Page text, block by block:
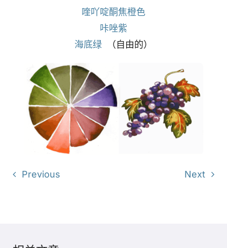
喹吖啶酮焦橙色
咔唑紫
海底绿 （自由的）
Previous Next